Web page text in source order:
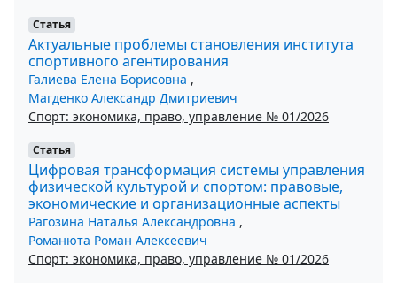
Статья
Актуальные проблемы становления института
спортивного агентирования
Галиева Елена Борисовна ,
Магденко Александр Дмитриевич
Спорт: экономика, право, управление № 01/2026
Статья
Цифровая трансформация системы управления
физической культурой и спортом: правовые,
экономические и организационные аспекты
Рагозина Наталья Александровна ,
Романюта Роман Алексеевич
Спорт: экономика, право, управление № 01/2026